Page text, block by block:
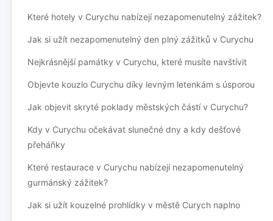
Které hotely v Curychu nabízejí nezapomenutelný zážitek?
Jak si užít nezapomenutelný den plný zážitků v Curychu
Nejkrásnější památky v Curychu, které musíte navštívit
Objevte kouzlo Curychu díky levným letenkám s úsporou
Jak objevit skryté poklady městských částí v Curychu?
Kdy v Curychu očekávat slunečné dny a kdy dešťové
přeháňky
Které restaurace v Curychu nabízejí nezapomenutelný
gurmánský zážitek?
Jak si užít kouzelné prohlídky v městě Curych naplno